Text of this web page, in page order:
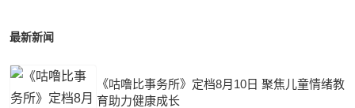
最新新闻
《咕噜比事务所》定档8月10日 聚焦儿童情绪教
育助力健康成长